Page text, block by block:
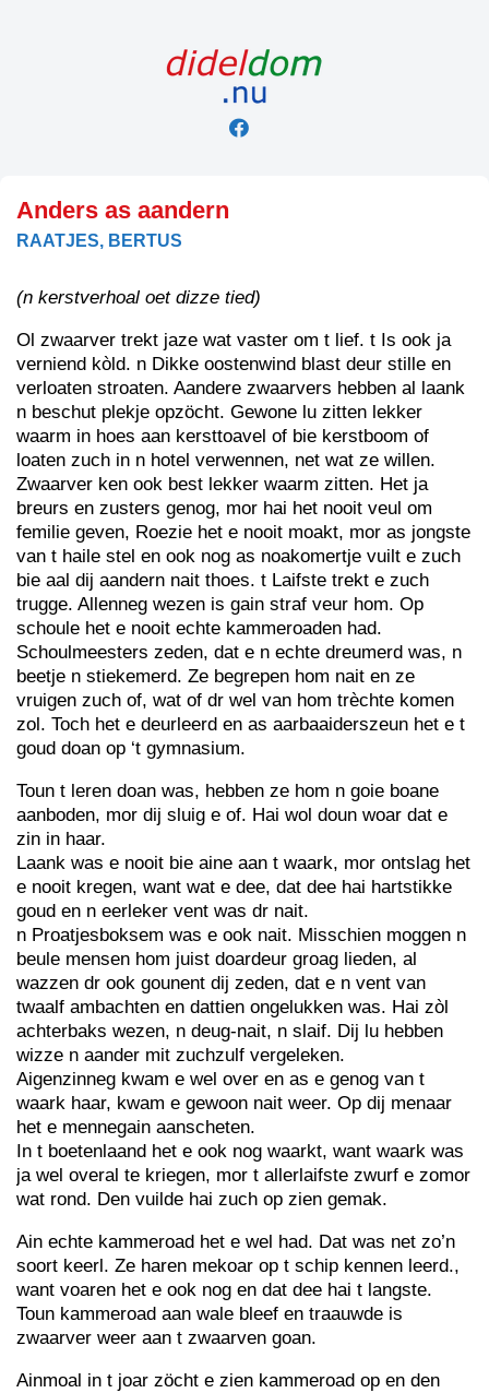
Anders as aandern
RAATJES, BERTUS
(n kerstverhoal oet dizze tied)
Ol zwaarver trekt jaze wat vaster om t lief. t Is ook ja
verniend kòld. n Dikke oostenwind blast deur stille en
verloaten stroaten. Aandere zwaarvers hebben al laank
n beschut plekje opzöcht. Gewone lu zitten lekker
waarm in hoes aan kersttoavel of bie kerstboom of
loaten zuch in n hotel verwennen, net wat ze willen.
Zwaarver ken ook best lekker waarm zitten. Het ja
breurs en zusters genog, mor hai het nooit veul om
femilie geven, Roezie het e nooit moakt, mor as jongste
van t haile stel en ook nog as noakomertje vuilt e zuch
bie aal dij aandern nait thoes. t Laifste trekt e zuch
trugge. Allenneg wezen is gain straf veur hom. Op
schoule het e nooit echte kammeroaden had.
Schoulmeesters zeden, dat e n echte dreumerd was, n
beetje n stiekemerd. Ze begrepen hom nait en ze
vruigen zuch of, wat of dr wel van hom trèchte komen
zol. Toch het e deurleerd en as aarbaaiderszeun het e t
goud doan op ‘t gymnasium.
Toun t leren doan was, hebben ze hom n goie boane
aanboden, mor dij sluig e of. Hai wol doun woar dat e
zin in haar.
Laank was e nooit bie aine aan t waark, mor ontslag het
e nooit kregen, want wat e dee, dat dee hai hartstikke
goud en n eerleker vent was dr nait.
n Proatjesboksem was e ook nait. Misschien moggen n
beule mensen hom juist doardeur groag lieden, al
wazzen dr ook gounent dij zeden, dat e n vent van
twaalf ambachten en dattien ongelukken was. Hai zòl
achterbaks wezen, n deug-nait, n slaif. Dij lu hebben
wizze n aander mit zuchzulf vergeleken.
Aigenzinneg kwam e wel over en as e genog van t
waark haar, kwam e gewoon nait weer. Op dij menaar
het e mennegain aanscheten.
In t boetenlaand het e ook nog waarkt, want waark was
ja wel overal te kriegen, mor t allerlaifste zwurf e zomor
wat rond. Den vuilde hai zuch op zien gemak.
Ain echte kammeroad het e wel had. Dat was net zo’n
soort keerl. Ze haren mekoar op t schip kennen leerd.,
want voaren het e ook nog en dat dee hai t langste.
Toun kammeroad aan wale bleef en traauwde is
zwaarver weer aan t zwaarven goan.
Ainmoal in t joar zöcht e zien kammeroad op en den